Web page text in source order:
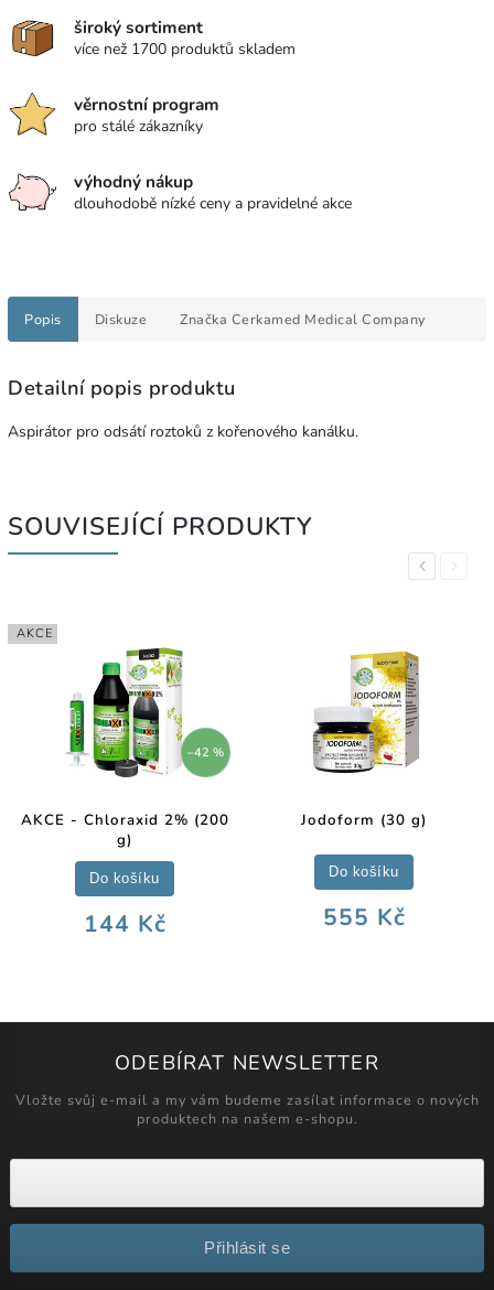
široký sortiment
více než 1700 produktů skladem
věrnostní program
pro stálé zákazníky
výhodný nákup
dlouhodobě nízké ceny a pravidelné akce
Popis Diskuze Značka Cerkamed Medical Company
Detailní popis produktu
Aspirátor pro odsátí roztoků z kořenového kanálku.
SOUVISEJÍCÍ PRODUKTY
Previous
AKCE
–42 %
AKCE - Chloraxid 2% (200
g)
144 Kč
Do košíku
Jodoform (30 g)
555 Kč
Do košíku
Next
ODEBÍRAT NEWSLETTER
Vložte svůj e-mail a my vám budeme zasílat informace o nových
produktech na našem e-shopu.
Přihlásit se